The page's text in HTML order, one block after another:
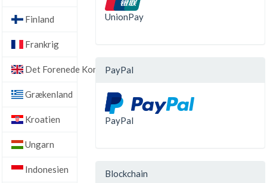
Finland
Frankrig
Det Forenede Kongerige
Grækenland
Kroatien
Ungarn
Indonesien
UnionPay
PayPal
PayPal
Blockchain